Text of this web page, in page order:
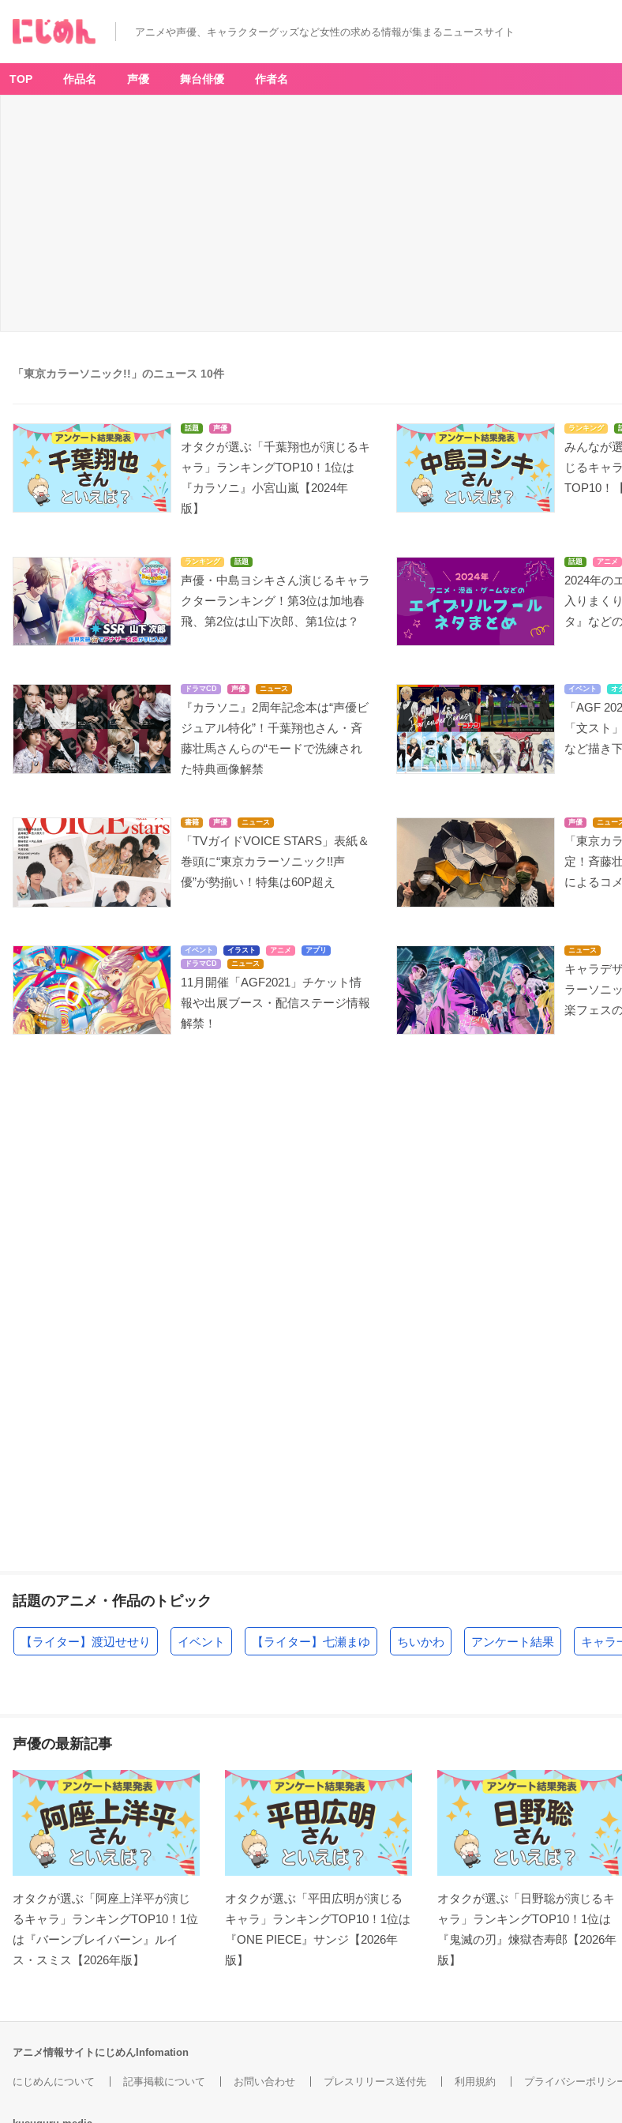
アニメや声優、キャラクターグッズなど女性の求める情報が集まるニュースサイト
TOP 作品名 声優 舞台俳優 作者名
「東京カラーソニック!!」のニュース 10件
話題 声優
オタクが選ぶ「千葉翔也が演じるキ
ャラ」ランキングTOP10！1位は
『カラソニ』小宮山嵐【2024年
版】
ランキング
みんなが
じるキャ
TOP10！
ランキング 話題
声優・中島ヨシキさん演じるキャラ
クターランキング！第3位は加地春
飛、第2位は山下次郎、第1位は？
話題 アニメ
2024年の
入りまく
タ』など
ドラマCD 声優 ニュース
『カラソニ』2周年記念本は“声優ビ
ジュアル特化”！千葉翔也さん・斉
藤壮馬さんらの“モードで洗練され
た特典画像解禁
イベント オ
「AGF
「文スト
など描き
書籍 声優 ニュース
「TVガイドVOICE STARS」表紙＆
巻頭に“東京カラーソニック!!声
優”が勢揃い！特集は60P超え
声優 ニュー
「東京カ
定！斉藤
によるコ
イベント イラスト アニメ
アプリ
ドラマCD
ニュース
11月開催「AGF2021」チケット情
報や出展ブース・配信ステージ情報
解禁！
ニュース
キャラデ
ラーソニ
楽フェス
話題のアニメ・作品のトピック
【ライター】渡辺せせり イベント 【ライター】七瀬まゆ ちいかわ アンケート結果 キャラ
声優の最新記事
オタクが選ぶ「阿座上洋平が演じ
るキャラ」ランキングTOP10！1位
は『バーンブレイバーン』ルイ
ス・スミス【2026年版】
オタクが選ぶ「平田広明が演じる
キャラ」ランキングTOP10！1位は
『ONE PIECE』サンジ【2026年
版】
オタクが選ぶ「日野聡が演じるキ
ャラ」ランキングTOP10！1位は
『鬼滅の刃』煉󠄁獄杏寿郎【2026年
版】
アニメ情報サイトにじめんInfomation
にじめんについて 記事掲載について お問い合わせ プレスリリース送付先 利用規約 プライバシーポリシ